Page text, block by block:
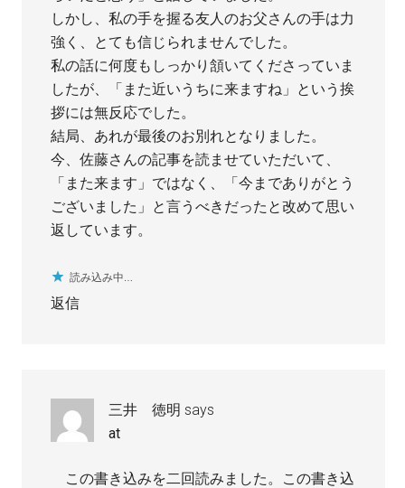
しかし、私の手を握る友人のお父さんの手は力
強く、とても信じられませんでした。
私の話に何度もしっかり頷いてくださっていま
したが、「また近いうちに来ますね」という挨
拶には無反応でした。
結局、あれが最後のお別れとなりました。
今、佐藤さんの記事を読ませていただいて、
「また来ます」ではなく、「今までありがとう
ございました」と言うべきだったと改めて思い
返しています。
読み込み中…
返信
三井 徳明 says
at
この書き込みを二回読みました。この書き込